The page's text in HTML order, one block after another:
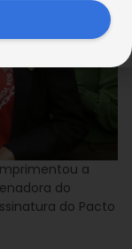
a
do
do Pacto